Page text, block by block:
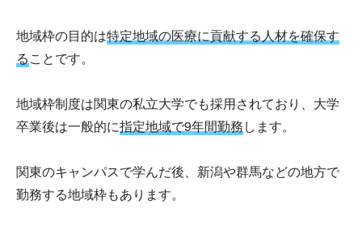
地域枠の目的は特定地域の医療に貢献する人材を確保す
ることです。
地域枠制度は関東の私立大学でも採用されており、大学
卒業後は一般的に指定地域で9年間勤務します。
関東のキャンパスで学んだ後、新潟や群馬などの地方で
勤務する地域枠もあります。